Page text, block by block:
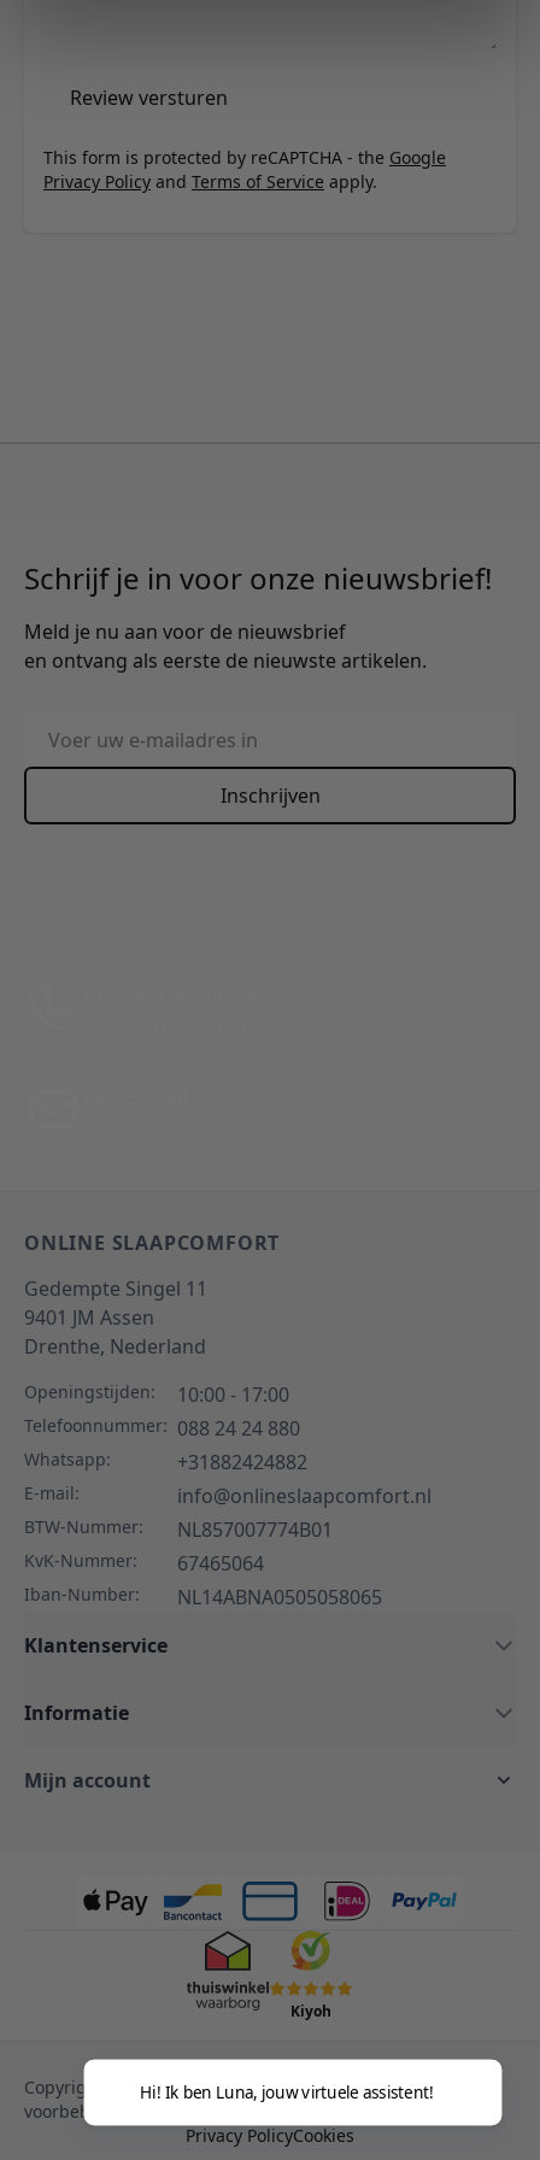
Review versturen
This form is protected by reCAPTCHA - the Google
Privacy Policy and Terms of Service apply.
Schrijf je in voor onze nieuwsbrief!
Meld je nu aan voor de nieuwsbrief
en ontvang als eerste de nieuwste artikelen.
E-mailadres
Inschrijven
ONLINE SLAAPCOMFORT
Gedempte Singel 11
9401 JM Assen
Drenthe, Nederland
Openingstijden: 10:00 - 17:00
Telefoonnummer: 088 24 24 880
Whatsapp: +31882424882
E-mail: info@onlineslaapcomfort.nl
BTW-Nummer: NL857007774B01
KvK-Nummer: 67465064
Iban-Number:
NL14ABNA0505058065
Klantenservice
Informatie
Mijn account
Kiyoh
Copyright © 2013-heden Magento. Alle rechten
voorbehouden.
Privacy PolicyCookies
Hi! Ik ben Luna, jouw virtuele assistent!